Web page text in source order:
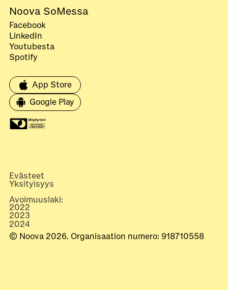
Noova SoMessa
Facebook
LinkedIn
Youtubesta
Spotify
App Store
Google Play
Evästeet
Yksityisyys
© Noova 2026. Organisaation numero: 918710558
Avoimuuslaki:
2022
2023
2024